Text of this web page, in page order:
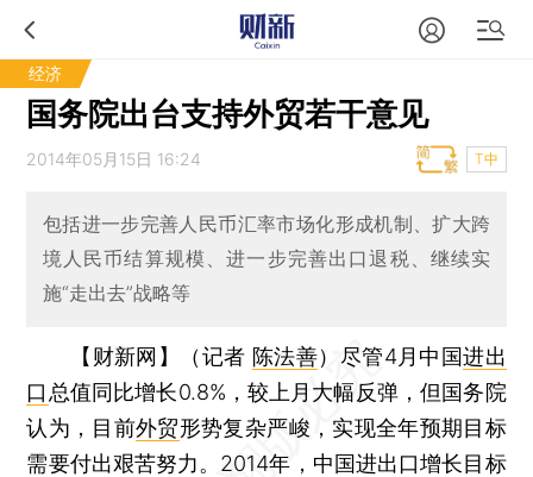
经济
国务院出台支持外贸若干意见
2014年05月15日 16:24 T中
包括进一步完善人民币汇率市场化形成机制、扩大跨
境人民币结算规模、进一步完善出口退税、继续实
施“走出去”战略等
【财新网】（记者 陈法善） 尽管4月中国进出
口 总值同比增长0.8%，较上月大幅反弹，但国务院
认为，目前外贸形势复杂严峻，实现全年预期目标
需要付出艰苦努力。2014年，中国进出口增长目标